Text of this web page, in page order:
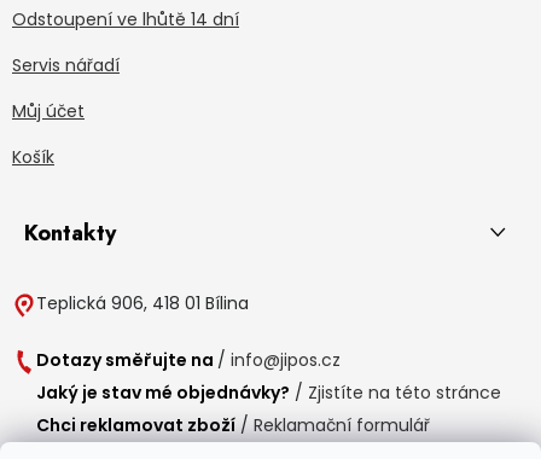
Odstoupení ve lhůtě 14 dní
Servis nářadí
Můj účet
Košík
Kontakty
Teplická 906, 418 01 Bílina
Dotazy směřujte na / info@jipos.cz
Jaký je stav mé objednávky? / Zjistíte na této stránce
Chci reklamovat zboží / Reklamační formulář